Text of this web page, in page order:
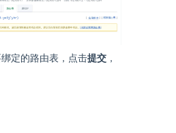
绑定的路由表，点击提交 ，